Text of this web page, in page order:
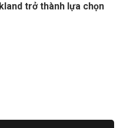
trở thành lựa chọn